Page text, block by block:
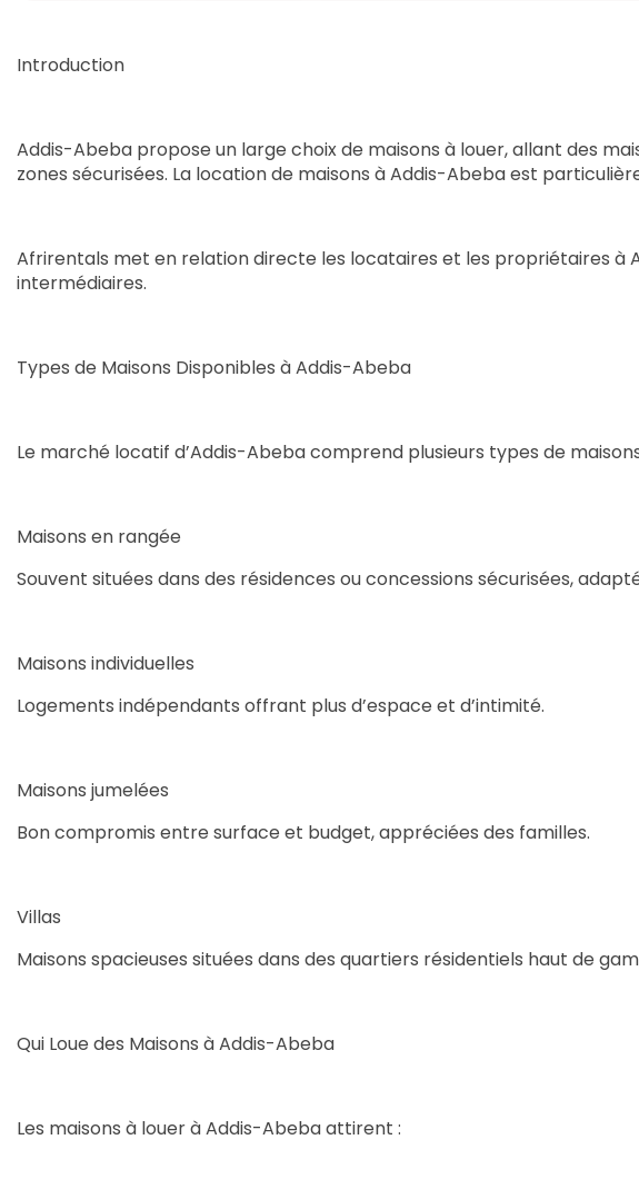
Introduction
Addis-Abeba propose un large choix de maisons à louer, allant des
zones sécurisées. La location de maisons à Addis-Abeba est
Afrirentals met en relation directe les locataires et les propriétaires à
intermédiaires.
Types de Maisons Disponibles à Addis-Abeba
Le marché locatif d’Addis-Abeba comprend plusieurs types de
Maisons en rangée
Souvent situées dans des résidences ou concessions sécurisées,
Maisons individuelles
Logements indépendants offrant plus d’espace et d’intimité.
Maisons jumelées
Bon compromis entre surface et budget, appréciées des familles.
Villas
Maisons spacieuses situées dans des quartiers résidentiels haut de
Qui Loue des Maisons à Addis-Abeba
Les maisons à louer à Addis-Abeba attirent :